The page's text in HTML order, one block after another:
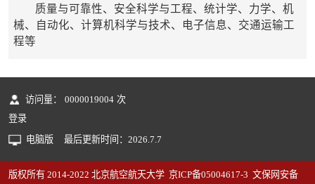
质量与可靠性、安全科学与工程、统计学、力学、机
械、自动化、计算机科学与技术、电子信息、交通运输工
程等
访问量： 0000019004 次
登录
电脑版
最后更新时间： 2026 7 7
版权所有 2014-2022 北京航空航天大学 京ICP备05004617-3 文保网安备